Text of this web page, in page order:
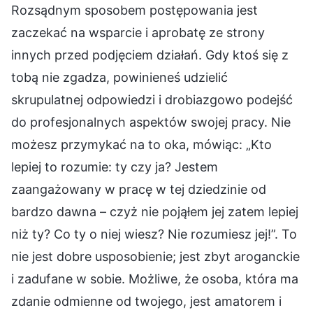
Rozsądnym sposobem postępowania jest
zaczekać na wsparcie i aprobatę ze strony
innych przed podjęciem działań. Gdy ktoś się z
tobą nie zgadza, powinieneś udzielić
skrupulatnej odpowiedzi i drobiazgowo podejść
do profesjonalnych aspektów swojej pracy. Nie
możesz przymykać na to oka, mówiąc: „Kto
lepiej to rozumie: ty czy ja? Jestem
zaangażowany w pracę w tej dziedzinie od
bardzo dawna – czyż nie pojąłem jej zatem lepiej
niż ty? Co ty o niej wiesz? Nie rozumiesz jej!”. To
nie jest dobre usposobienie; jest zbyt aroganckie
i zadufane w sobie. Możliwe, że osoba, która ma
zdanie odmienne od twojego, jest amatorem i